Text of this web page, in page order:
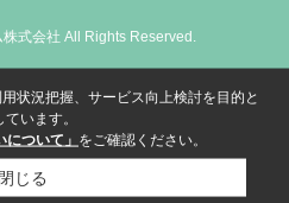
式会社 All Rights Reserved.
状況把握、サービス向上検討を目的と
います。
について」 をご確認ください。
閉じる